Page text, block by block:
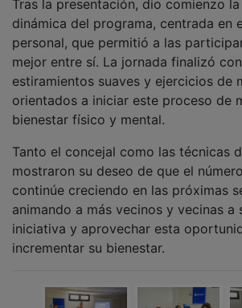
dinámica del programa, centrada en
personal, que permitió a las
mejor entre sí. La jornada finalizó con
estiramientos suaves y ejercicios de
orientados a iniciar este proceso de
bienestar físico y mental.
mostraron su deseo de que el
continúe creciendo en las próximas
animando a más vecinos y vecinas a
iniciativa y aprovechar esta
incrementar su bienestar.